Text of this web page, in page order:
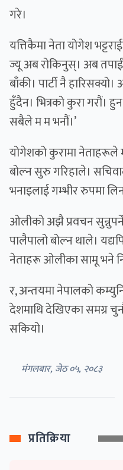
गरे।
यत्तिकैमा नेता योगेश
ज्यू अब रोकिनुस्। अब
बाँकी। पार्टी नै
हुँदैन। भित्रको कुरा गरौं।
सबैले म म भनौं।’
योगेशको कुरामा
बोल्न सुरु गरिहाले।
भनाइलाई गम्भीर रुपमा
ओलीको अझै प्रवचन
पालैपालो बोल्न थाले।
नेताहरू ओलीका सामू भने
र, अन्तयमा नेपालको
देशमाथि देखिएका समग्र
सकियो।
मंगलबार, जेठ ०५, २०८३
प्रतिक्रिया